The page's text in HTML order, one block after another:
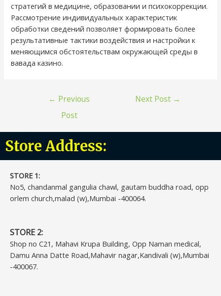
стратегий в медицине, образовании и психокоррекции.
Рассмотрение индивидуальных характеристик
обработки сведений позволяет формировать более
результативные тактики воздействия и настройки к
меняющимся обстоятельствам окружающей среды в
вавада казино.
← Previous
Post
Next Post →
Store Address:
STORE 1:​
No5, chandanmal gangulia chawl, gautam buddha road, opp
orlem church,malad (w),Mumbai -400064.
STORE 2:
Shop no C21, Mahavi Krupa Building, Opp Naman medical,
Damu Anna Datte Road,Mahavir nagar,Kandivali (w),Mumbai
-400067.